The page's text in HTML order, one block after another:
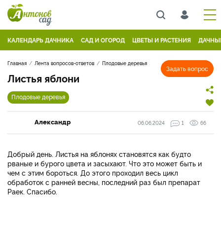
КАЛЕНДАРЬ ДАЧНИКА САД И ОГОРОД ЦВЕТЫ И РАСТЕНИЯ
Задать вопрос
Главная Лента вопросов-ответов Плодовые деревья
Листья яблони
Плодовые деревья
Александр 06.06.2024 1 66
Добрый день. Листья на яблонях становятся как будто
рваные и бурого цвета и засыхают. Что это может быть и
чем с этим бороться. До этого проходил весь цикл
обработок с ранней весны, последний раз был препарат
Раек. Спасибо.